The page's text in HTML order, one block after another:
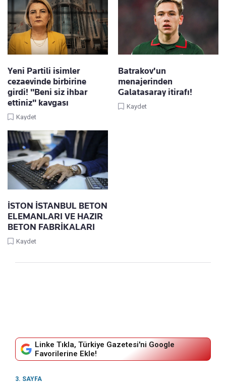
Yeni Partili isimler
cezaevinde birbirine
girdi! "Beni siz ihbar
ettiniz" kavgası
Kaydet
Batrakov'un
menajerinden
Galatasaray itirafı!
Kaydet
İSTON İSTANBUL BETON
ELEMANLARI VE HAZIR
BETON FABRİKALARI
Kaydet
Linke Tıkla, Türkiye Gazetesi'ni Google
Favorilerine Ekle!
3. SAYFA